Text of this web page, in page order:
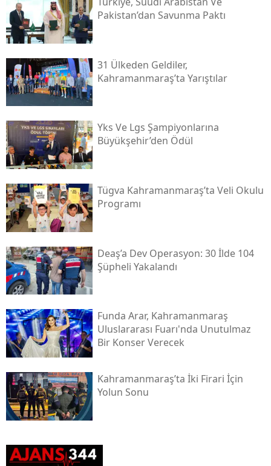
Pakistan’dan Savunma Paktı
31 Ülkeden Geldiler,
Kahramanmaraş’ta Yarıştılar
Yks Ve Lgs Şampiyonlarına
Büyükşehir’den Ödül
Tügva Kahramanmaraş’ta Veli Okulu
Programı
Deaş’a Dev Operasyon: 30 İlde 104
Şüpheli Yakalandı
Funda Arar, Kahramanmaraş
Uluslararası Fuarı'nda Unutulmaz
Bir Konser Verecek
Kahramanmaraş’ta İki Firari İçin
Yolun Sonu